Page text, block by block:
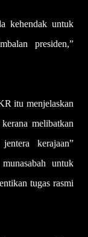
kehendak untuk
presiden,”
itu menjelaskan
melibatkan
kerajaan”
untuk
tugas rasmi